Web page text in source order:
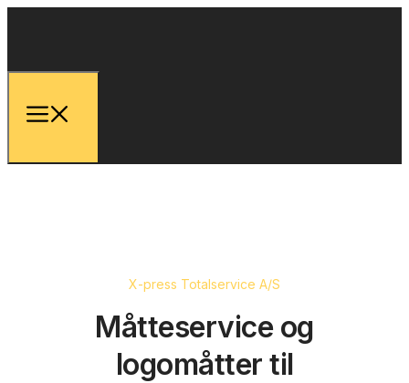
X-press Totalservice A/S
Måtteservice og
logomåtter til